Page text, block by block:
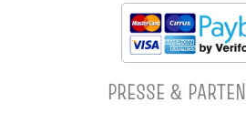
PRESSE &